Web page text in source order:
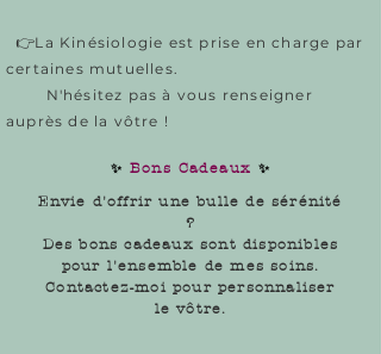
👉La Kinésiologie est prise en charge par
certaines mutuelles.
N'hésitez pas à vous renseigner
auprès de la vôtre !
✨ Bons Cadeaux ✨
Envie d'offrir une bulle de sérénité
?
Des bons cadeaux sont disponibles
pour l'ensemble de mes soins.
Contactez-moi pour personnaliser
le vôtre.